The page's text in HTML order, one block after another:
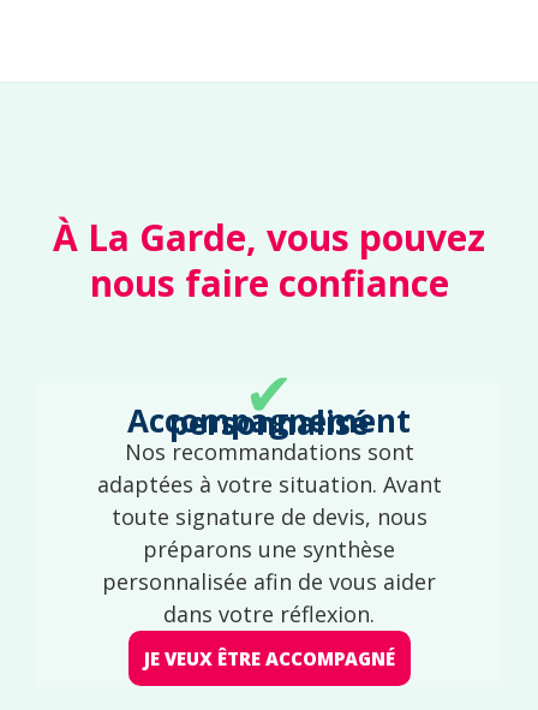
À La Garde, vous pouvez
nous faire confiance
✔
Accompagnement personnalisé
Nos recommandations sont
adaptées à votre situation. Avant
toute signature de devis, nous
préparons une synthèse
personnalisée afin de vous aider
dans votre réflexion.
JE VEUX ÊTRE ACCOMPAGNÉ